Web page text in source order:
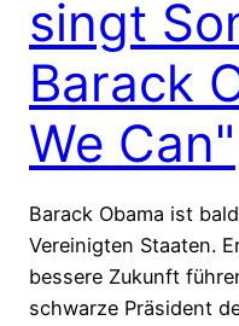
singt
Barack
We Can"
Barack Obama ist
Vereinigten Staaten.
bessere Zukunft
schwarze Präsident